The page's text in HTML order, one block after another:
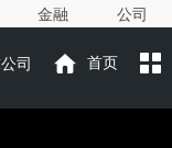
金融 公司
司 首页